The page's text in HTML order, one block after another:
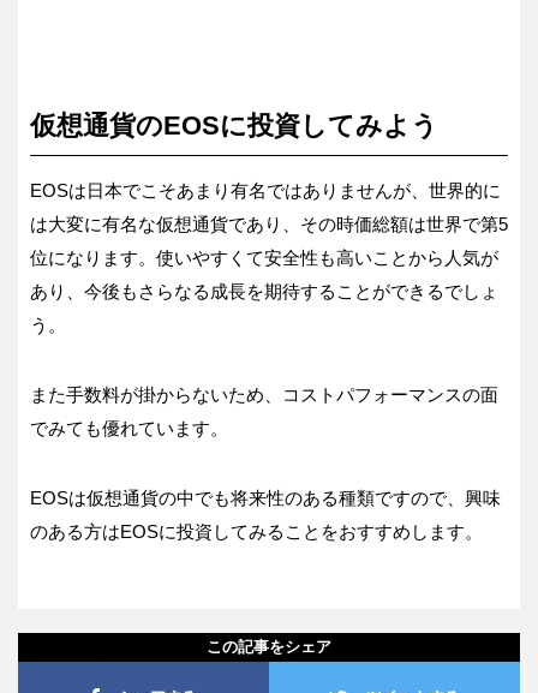
仮想通貨のEOSに投資してみよう
EOSは日本でこそあまり有名ではありませんが、世界的に
は大変に有名な仮想通貨であり、その時価総額は世界で第5
位になります。使いやすくて安全性も高いことから人気が
あり、今後もさらなる成長を期待することができるでしょ
う。
また手数料が掛からないため、コストパフォーマンスの面
でみても優れています。
EOSは仮想通貨の中でも将来性のある種類ですので、興味
のある方はEOSに投資してみることをおすすめします。
この記事をシェア